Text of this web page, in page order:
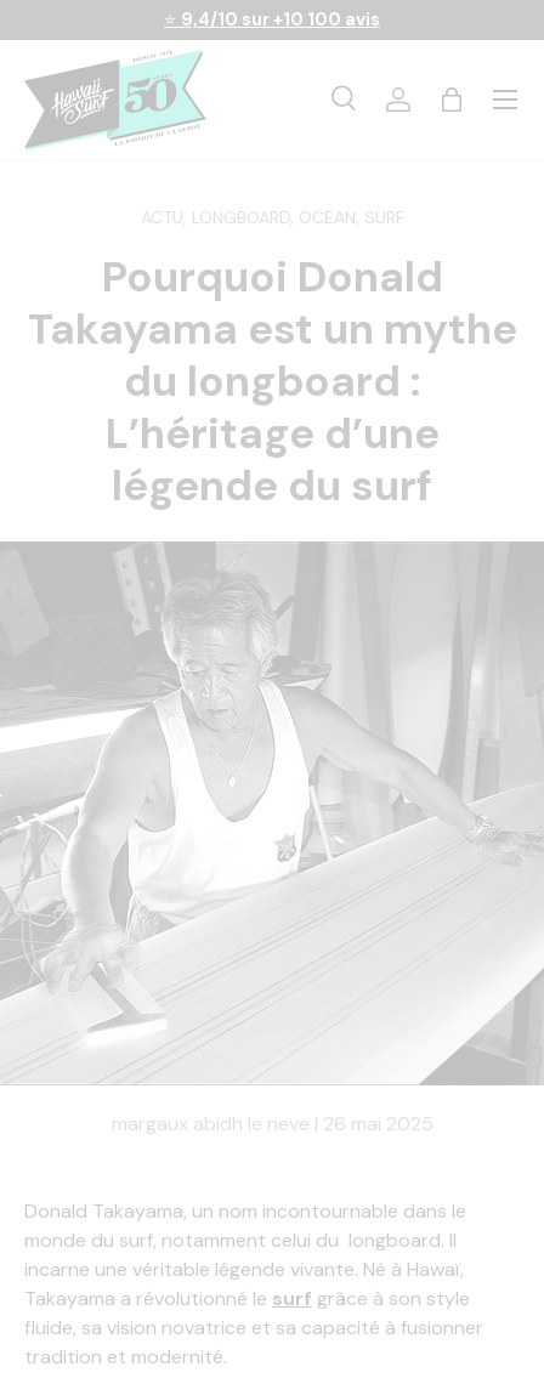
Aller au contenu
⭐ 9,4/10 sur +10 100 avis
RechercheSe connecter
Panier
Menu
ACTU, LONGBOARD, OCEAN, SURF
Pourquoi Donald
Takayama est un mythe
du longboard :
L’héritage d’une
légende du surf
margaux abidh le neve | 26 mai 2025
Donald Takayama, un nom incontournable dans le
monde du surf, notamment celui du longboard. Il
incarne une véritable légende vivante. Né à Hawaï,
Takayama a révolutionné le surf grâce à son style
fluide, sa vision novatrice et sa capacité à fusionner
tradition et modernité.